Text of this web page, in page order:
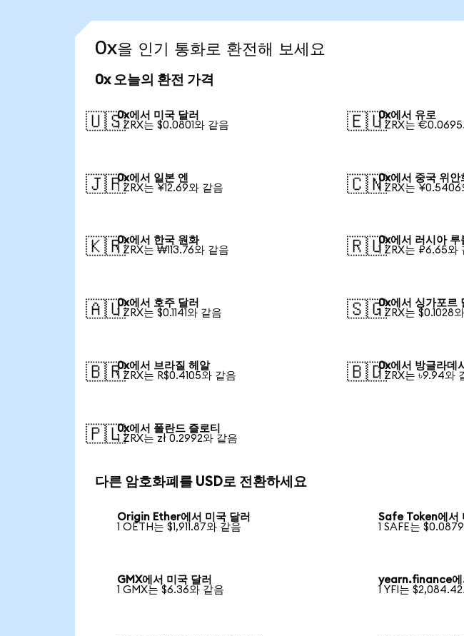
0x을 인기 통화로 환전해 보세요
0x 오늘의 환전 가격
🇺🇸0x에서 미국 달러
1 ZRX는 $0.0801와 같음
🇪🇺0x에서 유로
1 ZRX는 €0.0695
🇯🇵0x에서 일본 엔
1 ZRX는 ¥12.69와 같음
🇨🇳0x에서 중국 위안
1 ZRX는 ¥0.5406
🇰🇷0x에서 한국 원화
1 ZRX는 ₩113.76와 같음
🇷🇺0x에서 러시아 루
1 ZRX는 ₽6.65와
🇦🇺0x에서 호주 달러
1 ZRX는 $0.1141와 같음
🇸🇬0x에서 싱가포르
1 ZRX는 $0.1028
🇧🇷0x에서 브라질 헤알
1 ZRX는 R$0.4105와 같음
🇧🇩0x에서 방글라데
1 ZRX는 ৳9.94와
🇵🇱0x에서 폴란드 즐로티
1 ZRX는 zł 0.2992와 같음
다른 암호화폐를 USD로 전환하세요
Origin Ether에서 미국 달러
1 OETH는 $1,911.87와 같음
Safe Token에서
1 SAFE는
GMX에서 미국 달러
1 GMX는 $6.36와 같음
yearn.finance에
1 YFI는